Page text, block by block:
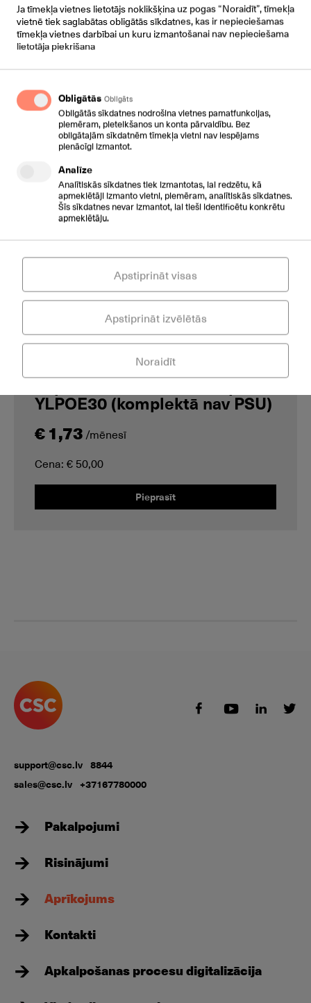
Iebūvēti Wi-Fi un bluetooth 4.0 pieslēgumi
Zvanu ieraksta iespēja uz USB flash atmiņas
iekārtām
Iebūvēti 3 mikrofoni ar balss uztveres iespējām
360°
leņķī, 6m rādiusā no telefona
Papildus bezvadu mikrofonu
CPW90 komplekts (2 gab.)
Cena: € 195,75
Pieprasīt
Papildus Yealink PoE adapteris
YLPOE30 (komplektā nav PSU)
€ 1,73 /mēnesī
Cena: € 50,00
Pieprasīt
support@csc.lv 8844
sales@csc.lv +37167780000
Pakalpojumi
Risinājumi
Aprīkojums
Kontakti
Apkalpošanas procesu digitalizācija
Ja tīmekļa vietnes lietotājs noklikšķina uz pogas “Noraidīt”, tīmekļa
vietnē tiek saglabātas obligātās sīkdatnes, kas ir nepieciešamas
tīmekļa vietnes darbībai un kuru izmantošanai nav nepieciešama
lietotāja piekrišana
Obligātās Obligāts
Obligātās sīkdatnes nodrošina vietnes pamatfunkcijas,
piemēram, pieteikšanos un konta pārvaldību. Bez
obligātajām sīkdatnēm tīmekļa vietni nav iespējams
pienācīgi izmantot.
Analīze
Analītiskās sīkdatnes tiek izmantotas, lai redzētu, kā
apmeklētāji izmanto vietni, piemēram, analītiskās sīkdatnes.
Šīs sīkdatnes nevar izmantot, lai tieši identificētu konkrētu
apmeklētāju.
Noraidīt
Apstiprināt izvēlētās
Apstiprināt visas